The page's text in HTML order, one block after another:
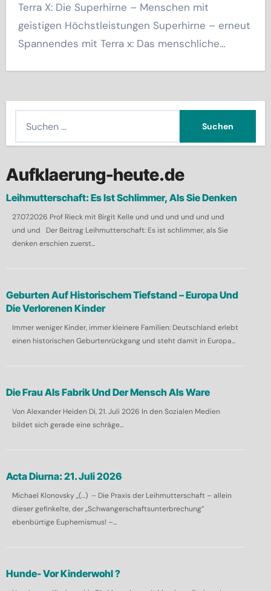
Terra X: Die Superhirne – Menschen mit
geistigen Höchstleistungen Superhirne – erneut
Spannendes mit Terra x: Das menschliche…
h
n
n
a
Aufklaerung-heute.de
Leihmutterschaft: Es Ist Schlimmer, Als Sie Denken
27.07.2026 Prof Rieck mit Birgit Kelle und und und und und und
und und Der Beitrag Leihmutterschaft: Es ist schlimmer, als Sie
denken erschien zuerst...
Geburten Auf Historischem Tiefstand – Europa Und
Die Verlorenen Kinder
Immer weniger Kinder, immer kleinere Familien: Deutschland erlebt
einen historischen Geburtenrückgang und steht damit in Europa...
Die Frau Als Fabrik Und Der Mensch Als Ware
Von Alexander Heiden Di, 21. Juli 2026 In den Sozialen Medien
bildet sich gerade eine schräge...
Acta Diurna: 21. Juli 2026
Michael Klonovsky „(…) – Die Praxis der Leihmutterschaft – allein
dieser gefinkelte, der „Schwangerschaftsunterbrechung”
ebenbürtige Euphemismus! –...
Hunde- Vor Kinderwohl ?